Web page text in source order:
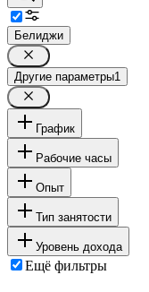
Белиджи
Другие параметры1
График
Рабочие часы
Опыт
Тип занятости
Уровень дохода
Ещё фильтры